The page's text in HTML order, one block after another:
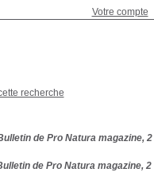
Votre compte
recherche
de Pro Natura magazine, 2
de Pro Natura magazine, 2